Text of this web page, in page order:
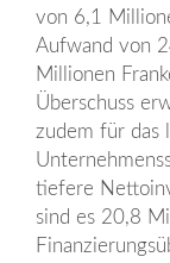
von 6,1
Aufwand von
Millionen
Überschuss
zudem für das
tiefere
sind es 20,8